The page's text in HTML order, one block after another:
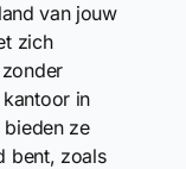
van jouw
zich
in
bieden ze
bent, zoals